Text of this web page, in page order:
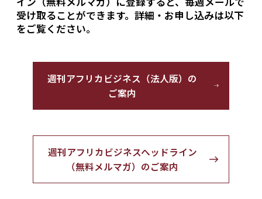
受け取ることができます。詳細・お申し込みは以下
をご覧ください。
週刊アフリカビジネス（法人版）の
ご案内
週刊アフリカビジネスヘッドライン
（無料メルマガ）のご案内